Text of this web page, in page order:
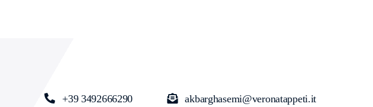
+39 3492666290 akbarghasemi@veronatappeti.it